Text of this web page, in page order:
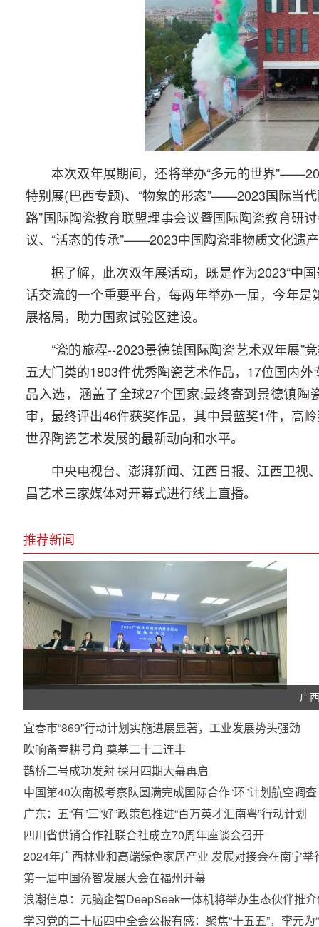
本次双年展期间，还将举办“多元的世界
特别展(巴西专题)、“物象的形态”——2023国际当
路”国际陶瓷教育联盟理事会议暨国际陶瓷教育研
议、“活态的传承”——2023中国陶瓷非物质文化遗
据了解，此次双年展活动，既是作为2023“中
话交流的一个重要平台，每两年举办一届，今年是
展格局，助力国家试验区建设。
“瓷的旅程--2023景德镇国际陶瓷艺术双年展”
五大门类的1803件优秀陶瓷艺术作品，17位国内
品入选，涵盖了全球27个国家;最终寄到景德镇
审，最终评出46件获奖作品，其中景蓝奖1件，高
世界陶瓷艺术发展的最新动向和水平。
中央电视台、澎湃新闻、江西日报、江西卫视
昌艺术三家媒体对开幕式进行线上直播。
推荐新闻
广
宜春市“869”行动计划实施进展显著，工业发展势头强劲
吹响备春耕号角 奠基二十二连丰
鹊桥二号成功发射 探月四期大幕再启
中国第40次南极考察队圆满完成国际合作“环”计划航空调查
广东：五“有”三“好”政策包推进“百万英才汇南粤”行动计划
四川省供销合作社联合社成立70周年座谈会召开
2024年广西林业和高端绿色家居产业 发展对接会在南宁举
第一届中国侨智发展大会在福州开幕
浪潮信息：元脑企智DeepSeek一体机将举办生态伙伴推
学习党的二十届四中全会公报有感：聚焦“十五五”，李元为